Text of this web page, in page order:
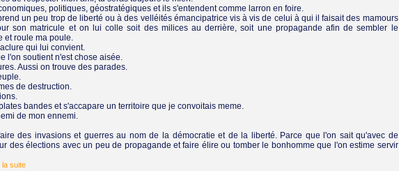
politiques, géostratégiques et ils s'entendent comme larron en foire.
un peu trop de liberté ou à des velléités émancipatrice vis à vis de celui à qui il faisait des mamours
son matricule et on lui colle soit des milices au derrière, soit une propagande afin de sembler le
et roule ma poule.
qui lui convient.
l'on soutient n'est chose aisée.
Aussi on trouve des parades.
de destruction.
bandes et s'accapare un territoire que je convoitais meme.
de mon ennemi.
des invasions et guerres au nom de la démocratie et de la liberté. Parce que l'on sait qu'avec de
des élections avec un peu de propagande et faire élire ou tomber le bonhomme que l'on estime servir
la suite